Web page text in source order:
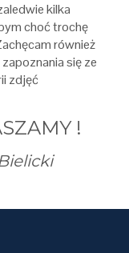
kilka
choć trochę
również
się ze
zdjęć
!